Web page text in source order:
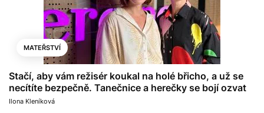
MATEŘSTVÍ
Stačí, aby vám režisér koukal na holé břicho, a už se
necítíte bezpečně. Tanečnice a herečky se bojí ozvat
Ilona Kleníková